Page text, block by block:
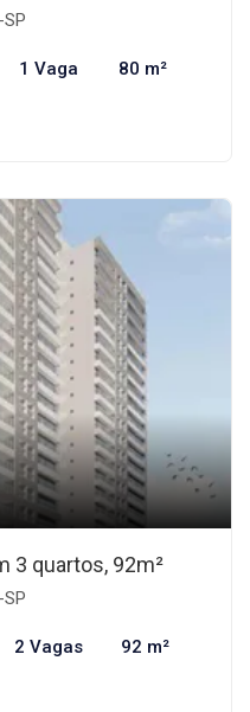
1 Vaga 80 m²
3 quartos, 92m²
2 Vagas 92 m²